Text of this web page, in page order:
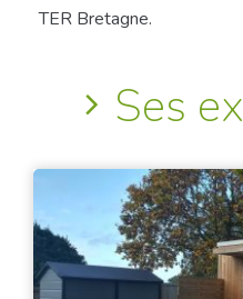
TER Bretagne.
Ses